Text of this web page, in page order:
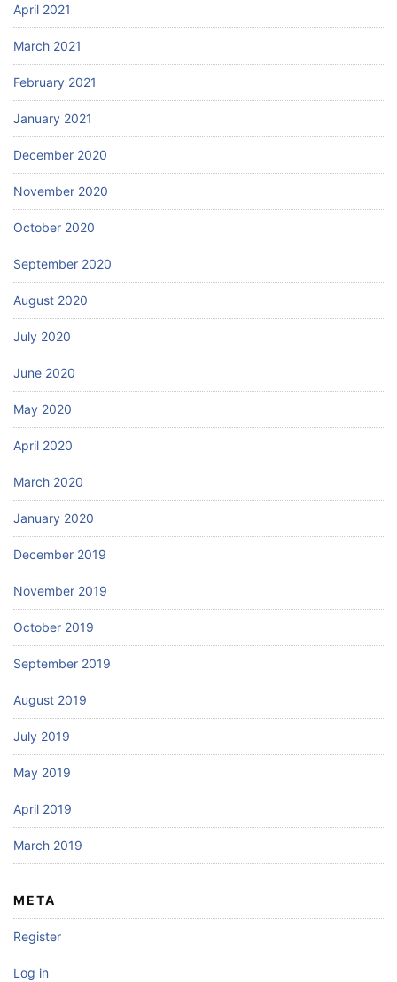
April 2021
March 2021
February 2021
January 2021
December 2020
November 2020
October 2020
September 2020
August 2020
July 2020
June 2020
May 2020
April 2020
March 2020
January 2020
December 2019
November 2019
October 2019
September 2019
August 2019
July 2019
May 2019
April 2019
March 2019
META
Register
Log in